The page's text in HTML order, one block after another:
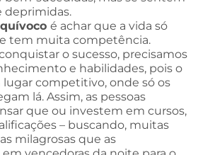
deprimidas.
é achar que a vida só
tem muita competência.
o sucesso, precisamos
e habilidades, pois o
competitivo, onde só os
lá. Assim, as pessoas
que ou investem em cursos,
– buscando, muitas
milagrosas que as